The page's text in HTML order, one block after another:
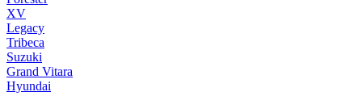
XV
Legacy
Tribeca
Suzuki
Grand Vitara
Hyundai